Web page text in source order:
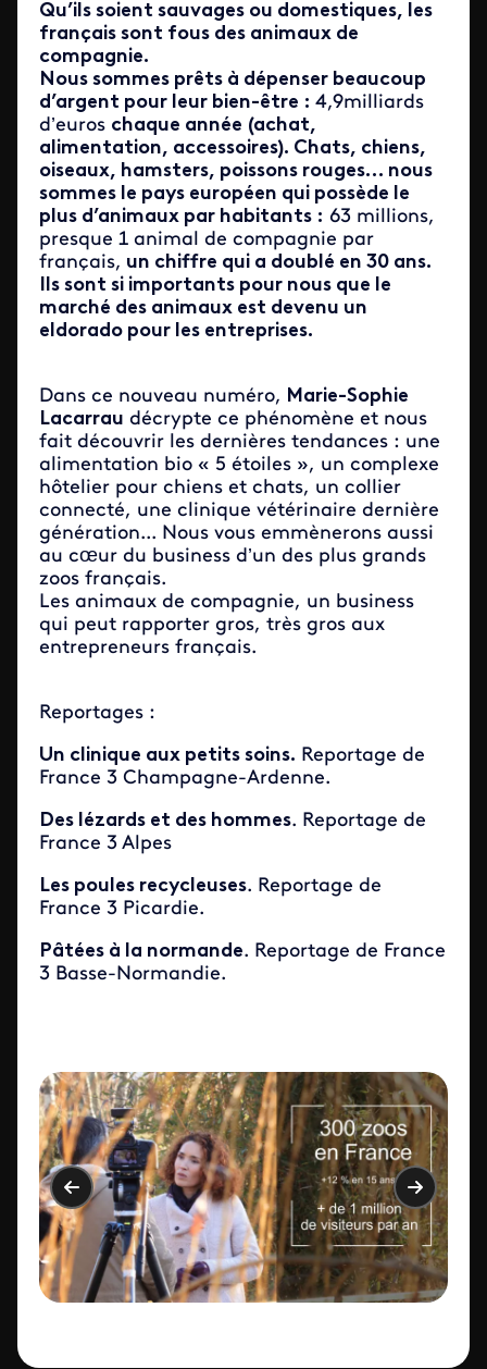
Qu’ils soient sauvages ou domestiques, les
français sont fous des animaux de
compagnie.
Nous sommes prêts à dépenser beaucoup
d’argent pour leur bien-être : 4,9milliards
d’euros chaque année (achat,
alimentation, accessoires). Chats, chiens,
oiseaux, hamsters, poissons rouges… nous
sommes le pays européen qui possède le
plus d’animaux par habitants : 63 millions,
presque 1 animal de compagnie par
français, un chiffre qui a doublé en 30 ans.
Ils sont si importants pour nous que le
marché des animaux est devenu un
eldorado pour les entreprises.
Dans ce nouveau numéro, Marie-Sophie
Lacarrau décrypte ce phénomène et nous
fait découvrir les dernières tendances : une
alimentation bio « 5 étoiles », un complexe
hôtelier pour chiens et chats, un collier
connecté, une clinique vétérinaire dernière
génération... Nous vous emmènerons aussi
au cœur du business d’un des plus grands
zoos français.
Les animaux de compagnie, un business
qui peut rapporter gros, très gros aux
entrepreneurs français.
Reportages :
Un clinique aux petits soins. Reportage de
France 3 Champagne-Ardenne.
Des lézards et des hommes. Reportage de
France 3 Alpes
Les poules recycleuses. Reportage de
France 3 Picardie.
Pâtées à la normande. Reportage de France
3 Basse-Normandie.